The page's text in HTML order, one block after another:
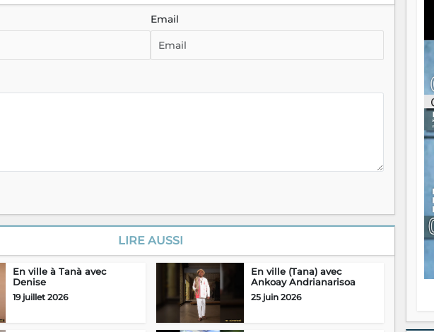
Email
LIRE AUSSI
En ville à Tanà avec
Denise
19 juillet 2026
En ville (Tana) avec
Ankoay Andrianarisoa
25 juin 2026